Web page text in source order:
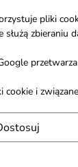
pliki
służą
cookie i